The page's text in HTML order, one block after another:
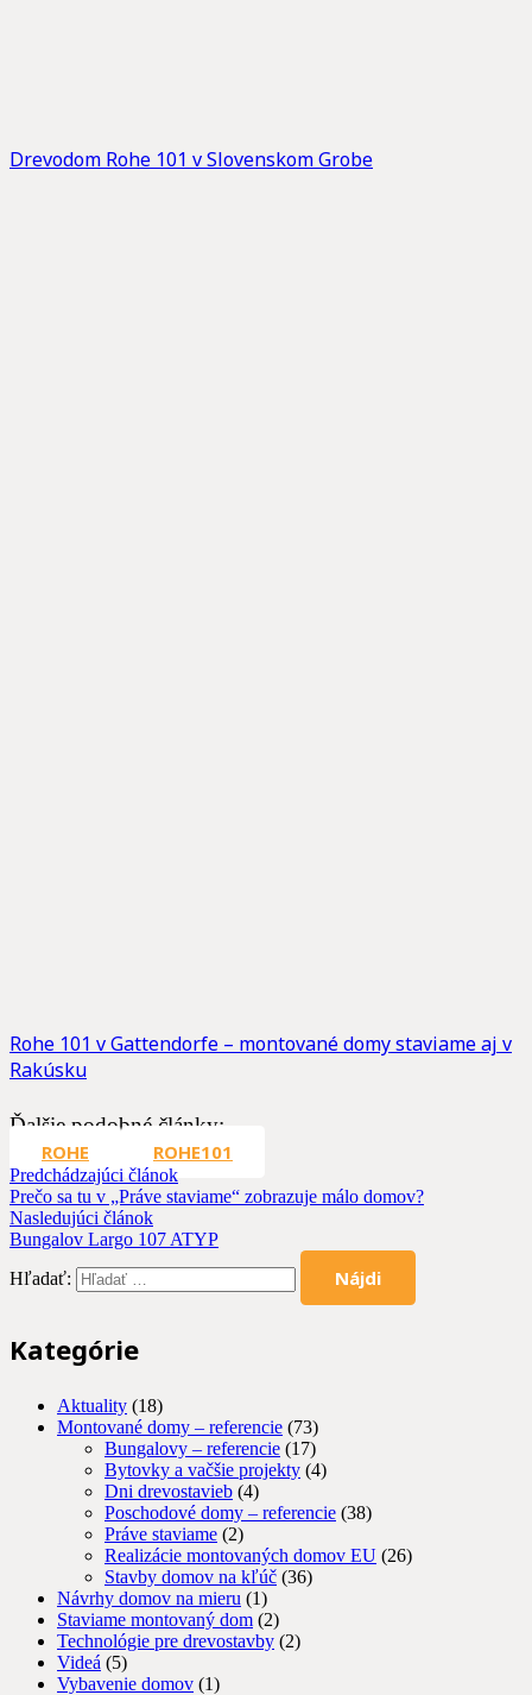
Drevodom Rohe 101 v Slovenskom Grobe
Rohe 101 v Gattendorfe – montované domy staviame aj v
Rakúsku
Ďalšie podobné články:
ROHE ROHE101
Predchádzajúci článok
Prečo sa tu v „Práve staviame“ zobrazuje málo domov?
Nasledujúci článok
Bungalov Largo 107 ATYP
Hľadať:
Kategórie
Aktuality (18)
Montované domy – referencie (73)
Bungalovy – referencie (17)
Bytovky a vačšie projekty (4)
Dni drevostavieb (4)
Poschodové domy – referencie (38)
Práve staviame (2)
Realizácie montovaných domov EU (26)
Stavby domov na kľúč (36)
Návrhy domov na mieru (1)
Staviame montovaný dom (2)
Technológie pre drevostavby (2)
Videá (5)
Vybavenie domov (1)